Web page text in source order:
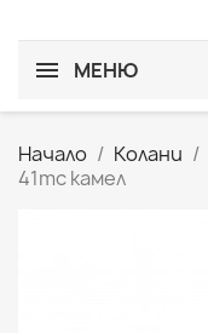
МЕНЮ
Начало Колани
41mc камел